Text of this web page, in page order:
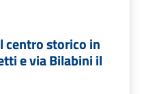
centro storico in
e via Bilabini il